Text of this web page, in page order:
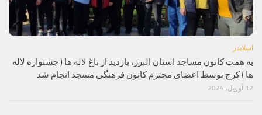
اسلایدر
به همت کانون مساجد استان البرز، بازدید از باغ لاله ها ( جشنواره لاله
ها ) کرج توسط اعضای محترم کانون فرهنگی مسجد انجام شد
12 آوریل, 2024